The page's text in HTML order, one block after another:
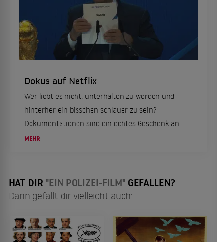
Dokus auf Netflix
Wer liebt es nicht, unterhalten zu werden und
hinterher ein bisschen schlauer zu sein?
Dokumentationen sind ein echtes Geschenk an
TV- und Streamingnutzer. Eine Geschichte mag
MEHR
HAT DIR "EIN POLIZEI-FILM" GEFALLEN?
Dann gefällt dir vielleicht auch: